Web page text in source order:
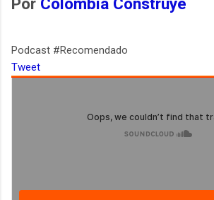
Podcast #Recomendado
Tweet